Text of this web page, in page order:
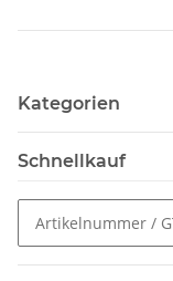
Kategorien
Schnellkauf